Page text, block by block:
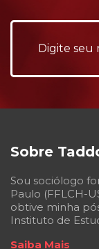
Sobre
Sou sociólogo
Paulo (FFLCH-
obtive minha
Instituto de
Saiba Mais